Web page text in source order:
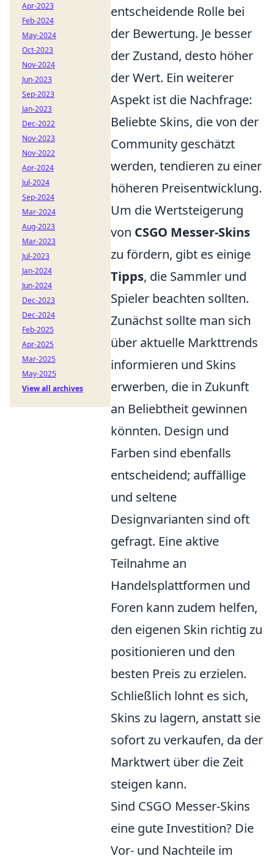
entscheidende Rolle bei
der Bewertung. Je besser
der Zustand, desto höher
der Wert. Ein weiterer
Aspekt ist die Nachfrage:
Beliebte Skins, die von der
Community geschätzt
werden, tendieren zu einer
höheren Preisentwicklung.
Um die Wertsteigerung
von CSGO Messer-Skins
zu fördern, gibt es einige
Tipps, die Sammler und
Spieler beachten sollten.
Zunächst sollte man sich
über aktuelle Markttrends
informieren und Skins
erwerben, die in Zukunft
an Beliebtheit gewinnen
könnten. Design und
Farben sind ebenfalls
entscheidend; auffällige
und seltene
Designvarianten sind oft
gefragt. Eine aktive
Teilnahme an
Handelsplattformen und
Foren kann zudem helfen,
den eigenen Skin richtig zu
positionieren und den
besten Preis zu erzielen.
Schließlich lohnt es sich,
Skins zu lagern, anstatt sie
sofort zu verkaufen, da der
Marktwert über die Zeit
steigen kann.
Sind CSGO Messer-Skins
eine gute Investition? Die
Vor- und Nachteile im
Apr-2023
Feb-2024
May-2024
Oct-2023
Nov-2024
Jun-2023
Sep-2023
Jan-2023
Dec-2022
Nov-2023
Nov-2022
Apr-2024
Jul-2024
Sep-2024
Mar-2024
Aug-2023
Mar-2023
Jul-2023
Jan-2024
Jun-2024
Dec-2023
Dec-2024
Feb-2025
Apr-2025
Mar-2025
May-2025
View all archives